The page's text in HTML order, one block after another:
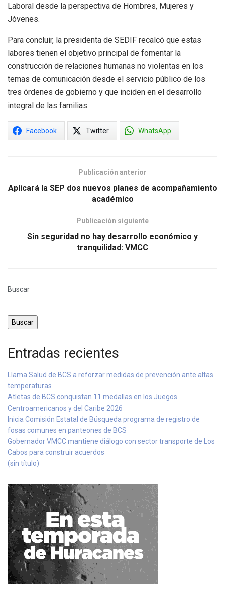
Laboral desde la perspectiva de Hombres, Mujeres y
Jóvenes.
Para concluir, la presidenta de SEDIF recalcó que estas
labores tienen el objetivo principal de fomentar la
construcción de relaciones humanas no violentas en los
temas de comunicación desde el servicio público de los
tres órdenes de gobierno y que inciden en el desarrollo
integral de las familias.
Facebook Twitter WhatsApp
Publicación anterior
Aplicará la SEP dos nuevos planes de acompañamiento
académico
Publicación siguiente
Sin seguridad no hay desarrollo económico y
tranquilidad: VMCC
Buscar
Buscar
Entradas recientes
Llama Salud de BCS a reforzar medidas de prevención ante altas
temperaturas
Atletas de BCS conquistan 11 medallas en los Juegos
Centroamericanos y del Caribe 2026
Inicia Comisión Estatal de Búsqueda programa de registro de
fosas comunes en panteones de BCS
Gobernador VMCC mantiene diálogo con sector transporte de Los
Cabos para construir acuerdos
(sin título)